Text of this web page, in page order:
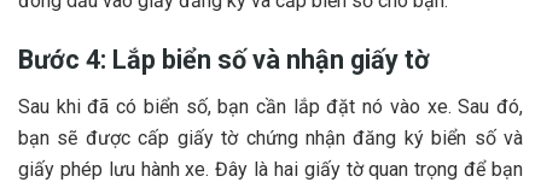
Bước 4: Lắp biển số và nhận giấy tờ
Sau khi đã có biển số, bạn cần lắp đặt nó vào xe. Sau đó,
bạn sẽ được cấp giấy tờ chứng nhận đăng ký biển số và
giấy phép lưu hành xe. Đây là hai giấy tờ quan trọng để bạn